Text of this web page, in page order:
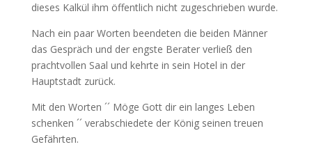
dieses Kalkül ihm öffentlich nicht zugeschrieben wurde.
Nach ein paar Worten beendeten die beiden Männer
das Gespräch und der engste Berater verließ den
prachtvollen Saal und kehrte in sein Hotel in der
Hauptstadt zurück.
Mit den Worten ´´ Möge Gott dir ein langes Leben
schenken ´´ verabschiedete der König seinen treuen
Gefährten.